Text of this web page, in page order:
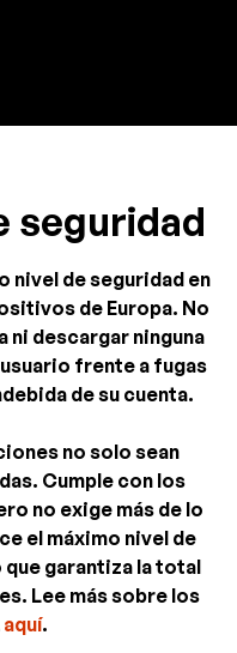
seguridad
nivel de seguridad en
de Europa. No
ni descargar ninguna
frente a fugas
de su cuenta.
no solo sean
Cumple con los
no exige más de lo
el máximo nivel de
garantiza la total
Lee más sobre los
aquí.